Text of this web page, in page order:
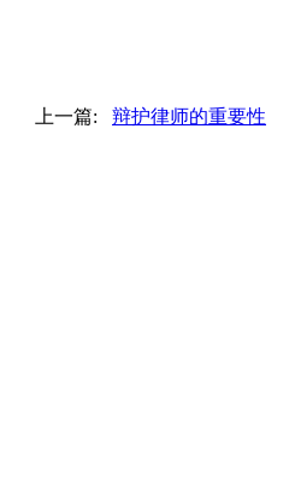
上一篇: 辩护律师的重要性